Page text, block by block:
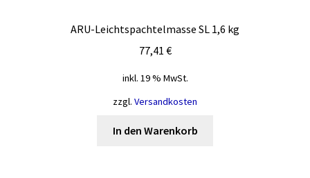
ARU-Leichtspachtelmasse SL 1,6 kg
77,41 €
inkl. 19 % MwSt.
zzgl. Versandkosten
In den Warenkorb